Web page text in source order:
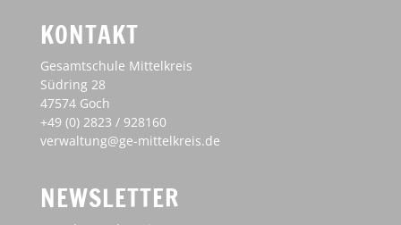
KONTAKT
Gesamtschule Mittelkreis
Südring 28
47574 Goch
+49 (0) 2823 / 928160
verwaltung@ge-mittelkreis.de
NEWSLETTER